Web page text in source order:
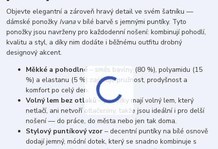
Objevte elegantní a zároveň hravý detail ve svém šatníku —
dámské ponožky Ivanav bílé barvě s jemnými puntíky. Tyto
ponožky jsou navrženy pro každodenní nošení: kombinují pohodlí,
kvalitu a styl, a díky nim dodáte i běžnému outfitu drobný
designový akcent.
Měkké a pohodlné – směs bavlny (80 %), polyamidu (15
%) a elastanu (5 %) zajišťuje pružnost, prodyšnost a
komfort po celý den.
Volný lem bez otlaků – ponožky mají volný lem, který
netlačí, ani netvoří otlačeniny, takže jsou ideální i pro delší
nošení — do práce, do města nebo jen tak doma.
Stylový puntíkový vzor – decentní puntíky na bílé osnově
dodají jemný, módní dotek, který se snadno kombinuje s